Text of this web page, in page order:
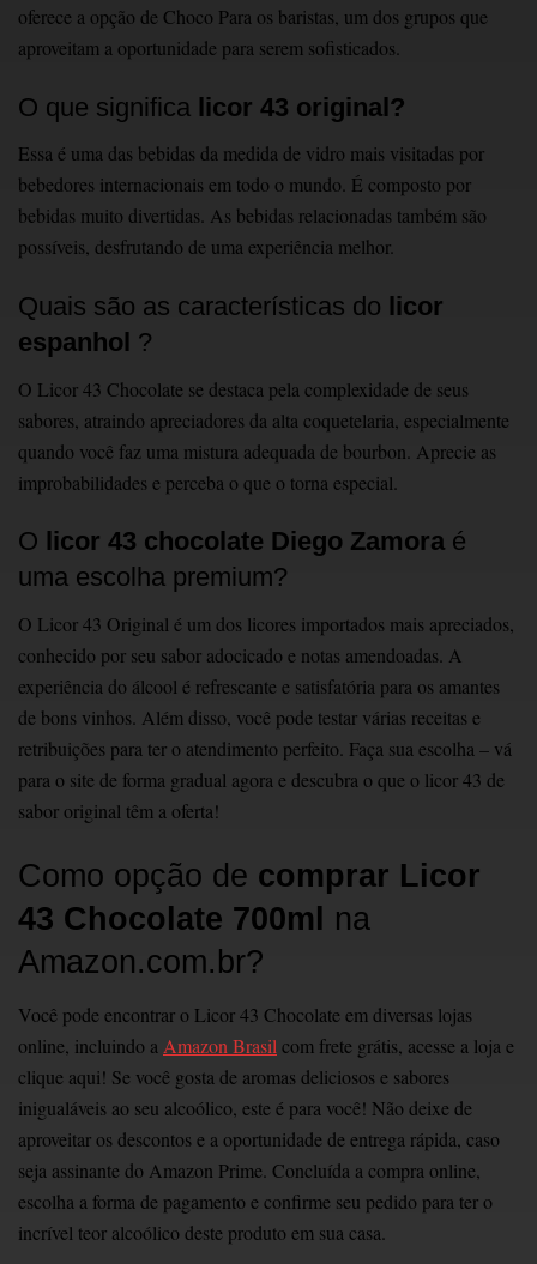
oferece a opção de Choco Para os baristas, um dos grupos que
aproveitam a oportunidade para serem sofisticados.
O que significa licor 43 original?
Essa é uma das bebidas da medida de vidro mais visitadas por
bebedores internacionais em todo o mundo. É composto por
bebidas muito divertidas. As bebidas relacionadas também são
possíveis, desfrutando de uma experiência melhor.
Quais são as características do licor
espanhol ?
O Licor 43 Chocolate se destaca pela complexidade de seus
sabores, atraindo apreciadores da alta coquetelaria, especialmente
quando você faz uma mistura adequada de bourbon. Aprecie as
improbabilidades e perceba o que o torna especial.
O licor 43 chocolate Diego Zamora é
uma escolha premium?
O Licor 43 Original é um dos licores importados mais apreciados,
conhecido por seu sabor adocicado e notas amendoadas. A
experiência do álcool é refrescante e satisfatória para os amantes
de bons vinhos. Além disso, você pode testar várias receitas e
retribuições para ter o atendimento perfeito. Faça sua escolha – vá
para o site de forma gradual agora e descubra o que o licor 43 de
sabor original têm a oferta!
Como opção de comprar Licor
43 Chocolate 700ml na
Amazon.com.br?
Você pode encontrar o Licor 43 Chocolate em diversas lojas
online, incluindo aAmazon Brasilcom frete grátis, acesse a loja e
clique aqui! Se você gosta de aromas deliciosos e sabores
inigualáveis ​​ao seu alcoólico, este é para você! Não deixe de
aproveitar os descontos e a oportunidade de entrega rápida, caso
seja assinante do Amazon Prime. Concluída a compra online,
escolha a forma de pagamento e confirme seu pedido para ter o
incrível teor alcoólico deste produto em sua casa.